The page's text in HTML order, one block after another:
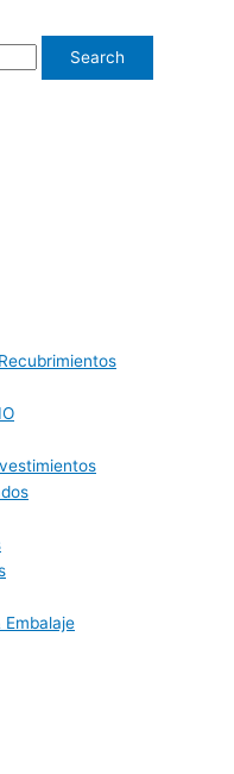
Search
Embalaje